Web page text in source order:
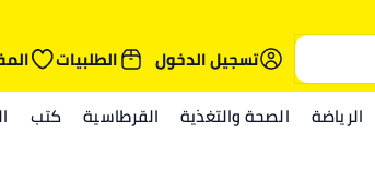
تسجيل الدخول
الطلبيات
الرياضة الصحة والتغذية القرطاسية كتب